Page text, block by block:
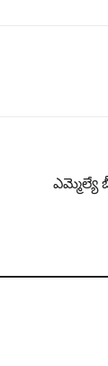
ఎమ్మెల్యే